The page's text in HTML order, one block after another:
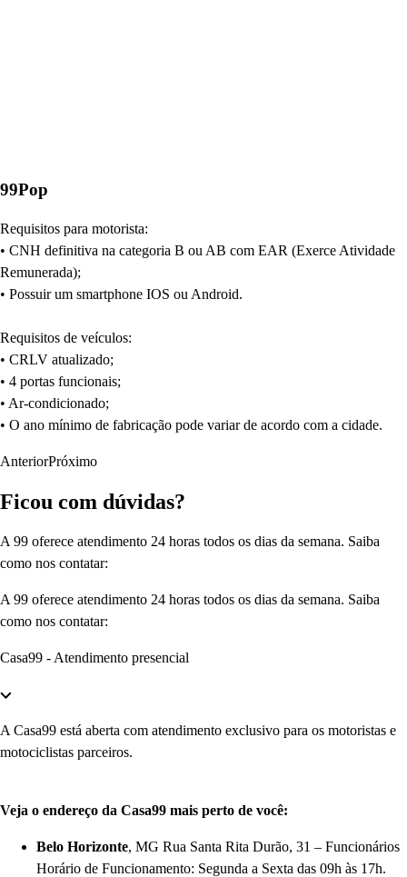
99Pop
Requisitos para motorista:
• CNH definitiva na categoria B ou AB com EAR (Exerce Atividade
Remunerada);
• Possuir um smartphone IOS ou Android.
Requisitos de veículos:
• CRLV atualizado;
• 4 portas funcionais;
• Ar-condicionado;
• O ano mínimo de fabricação pode variar de acordo com a cidade.
AnteriorPróximo
Ficou com dúvidas?
A 99 oferece atendimento 24 horas todos os dias da semana. Saiba
como nos contatar:
A 99 oferece atendimento 24 horas todos os dias da semana. Saiba
como nos contatar:
Casa99 - Atendimento presencial
A Casa99 está aberta com atendimento exclusivo para os motoristas e
motociclistas parceiros.
Veja o endereço da Casa99 mais perto de você:
Belo Horizonte, MG Rua Santa Rita Durão, 31 – Funcionários
Horário de Funcionamento: Segunda a Sexta das 09h às 17h.